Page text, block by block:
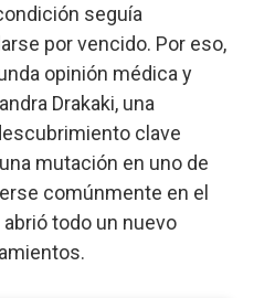
seguía
por vencido. Por eso,
opinión médica y
Drakaki, una
clave
mutación en uno de
comúnmente en el
todo un nuevo